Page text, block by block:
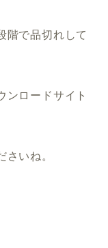
階で品切れして
ンロードサイト
いね。